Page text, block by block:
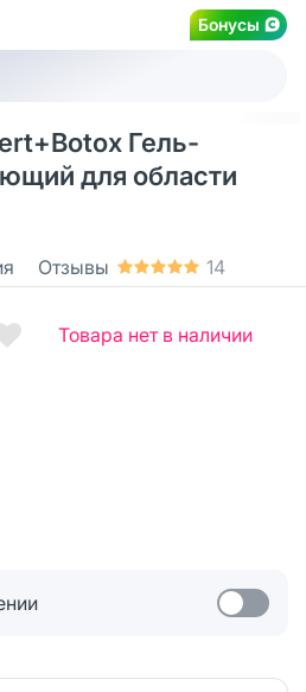
Бонусы
Гель-
для области
Отзывы 14
Товара нет в наличии